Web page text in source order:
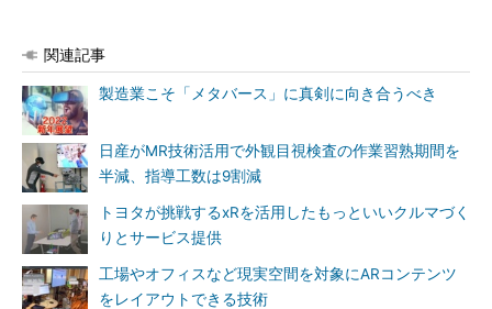
関連記事
製造業こそ「メタバース」に真剣に向き合うべき
日産がMR技術活用で外観目視検査の作業習熟期間を
半減、指導工数は9割減
トヨタが挑戦するxRを活用したもっといいクルマづく
りとサービス提供
工場やオフィスなど現実空間を対象にARコンテンツ
をレイアウトできる技術